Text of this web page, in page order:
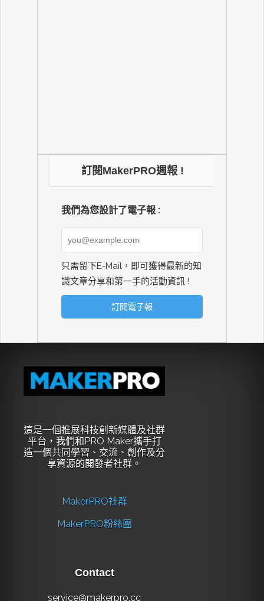
訂閱MakerPRO週報 !
我們為您設計了電子報 :
只需留下E-Mail，即可獲得最新的知
識文章分享和第一手的活動資訊 !
這是一個推展科技創新媒體及社群
平台，我們和PRO Maker攜手打
造一個共同學習、交流、創作及分
享資源的開發者社群。
MakerPRO社群
MakerPRO粉絲團
Contact
service@makerpro.cc